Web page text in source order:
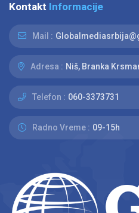
Kontakt Informacije
Mail :
Adresa : Niš, Branka
Telefon : 060-3373731
Radno Vreme : 09-15h